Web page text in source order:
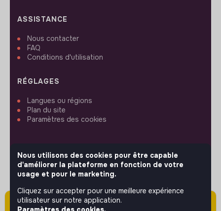
Attention cette annonce a été publiée il y a
ASSISTANCE
Nous contacter
FAQ
Conditions d'utilisation
RÉGLAGES
Langues ou régions
Plan du site
Paramètres des cookies
SUIVEZ-NOUS
© 2026 jobs that makesense.
Nous utilisons des cookies pour être capable
d'améliorer la plateforme en fonction de votre
usage et pour le marketing.
Cliquez sur accepter pour une meilleure expérience
utilisateur sur notre application.